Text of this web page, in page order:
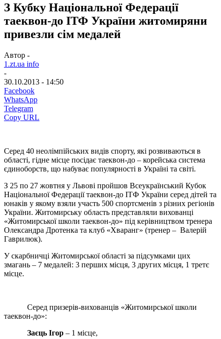
З Кубку Національної Федерації
таеквон-до ІТФ України житомиряни
привезли сім медалей
Автор -
1.zt.ua info
-
30.10.2013 - 14:50
Facebook
WhatsApp
Telegram
Copy URL
Серед 40 неолімпійських видів спорту, які розвиваються в
області, гідне місце посідає таеквон-до – корейська система
єдиноборств, що набуває популярності в Україні та світі.
З 25 по 27 жовтня у Львові пройшов Всеукраїнський Кубок
Національної Федерації таеквон-до ІТФ України серед дітей та
юнаків у якому взяли участь 500 спортсменів з різних регіонів
України. Житомирську область представляли вихованці
«Житомирської школи таеквон-до» під керівництвом тренера
Олександра Дротенка та клуб «Хваранг» (тренер – Валерій
Гаврилюк).
У скарбничці Житомирської області за підсумками цих
змагань – 7 медалей: 3 перших місця, 3 других місця, 1 третє
місце.
Серед призерів-вихованців «Житомирської школи
таеквон-до»:
Заєць Ігор – 1 місце,